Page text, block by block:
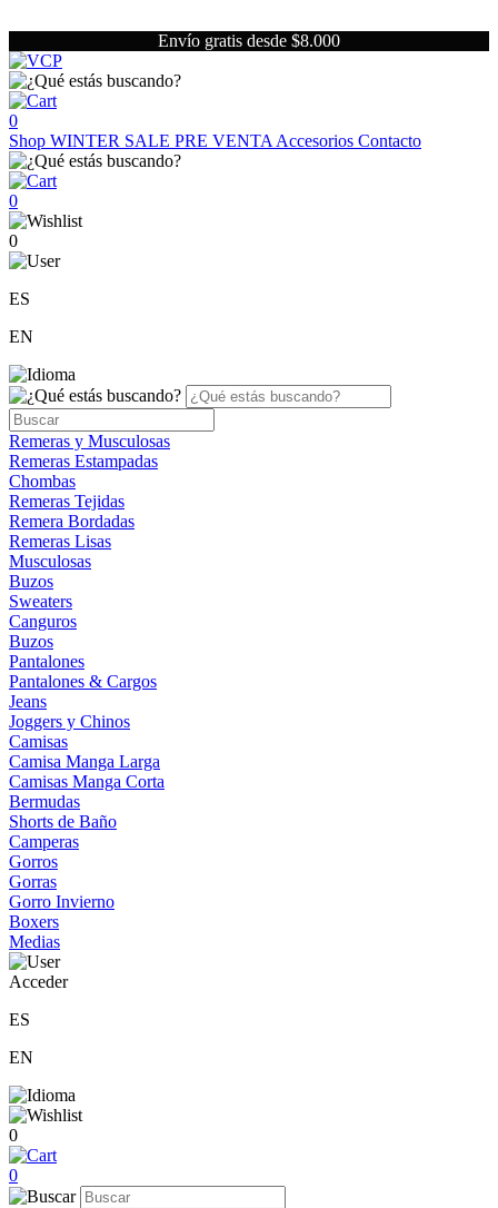
Envío gratis desde $8.000
0
Shop WINTER SALE PRE VENTA Accesorios Contacto
0
0
ES
EN
Remeras y Musculosas
Remeras Estampadas
Chombas
Remeras Tejidas
Remera Bordadas
Remeras Lisas
Musculosas
Buzos
Sweaters
Canguros
Buzos
Pantalones
Pantalones & Cargos
Jeans
Joggers y Chinos
Camisas
Camisa Manga Larga
Camisas Manga Corta
Bermudas
Shorts de Baño
Camperas
Gorros
Gorras
Gorro Invierno
Boxers
Medias
Acceder
ES
EN
0
0